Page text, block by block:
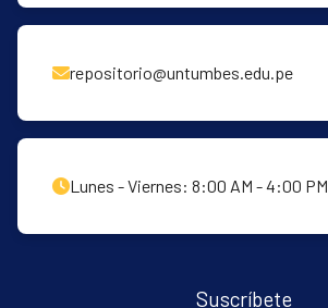
repositorio@untumbes.edu.pe
Lunes - Viernes: 8:00 AM - 4:00 PM
Suscríbete